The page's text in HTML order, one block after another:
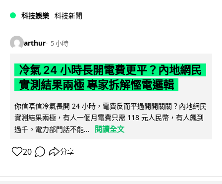
科技娛樂 科技新聞
arthur 5 小時
冷氣 24 小時長開電費更平？內地網民
實測結果兩極 專家拆解慳電邏輯
你信唔信冷氣長開 24 小時，電費反而平過開開關關？內地網民
實測結果兩極，有人一個月電費只需 118 元人民幣，有人飆到
過千。電力部門話不能...
閱讀全文
20 分享